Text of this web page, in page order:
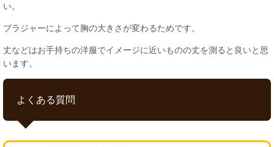
い。
ブラジャーによって胸の大きさが変わるためです。
丈などはお手持ちの洋服でイメージに近いものの丈を測ると良いと思
います。
よくある質問